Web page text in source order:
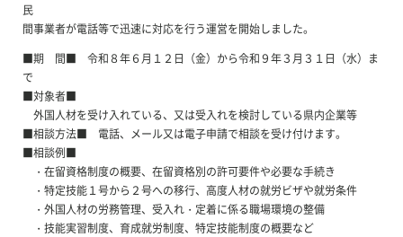
民
間事業者が電話等で迅速に対応を行う運営を開始しました。
■期 間■ 令和８年６月１２日（金）から令和９年３月３１日（水）ま
で
■対象者■
外国人材を受け入れている、又は受入れを検討している県内企業等
■相談方法■ 電話、メール又は電子申請で相談を受け付けます。
■相談例■
・在留資格制度の概要、在留資格別の許可要件や必要な手続き
・特定技能１号から２号への移行、高度人材の就労ビザや就労条件
・外国人材の労務管理、受入れ・定着に係る職場環境の整備
・技能実習制度、育成就労制度、特定技能制度の概要など